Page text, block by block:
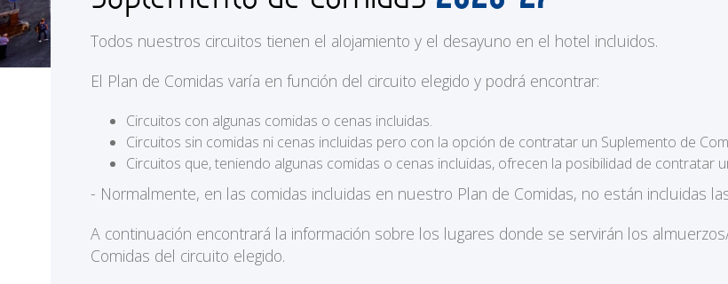
Todos nuestros circuitos tienen el alojamiento y el desayuno en el hotel incluidos.
El Plan de Comidas varía en función del circuito elegido y podrá encontrar:
Circuitos con algunas comidas o cenas incluidas.
Circuitos sin comidas ni cenas incluidas pero con la opción de contratar un Suplemento de
Circuitos que, teniendo algunas comidas o cenas incluidas, ofrecen la posibilidad de contratar
- Normalmente, en las comidas incluidas en nuestro Plan de Comidas, no están incluidas
A continuación encontrará la información sobre los lugares donde se servirán los
Comidas del circuito elegido.